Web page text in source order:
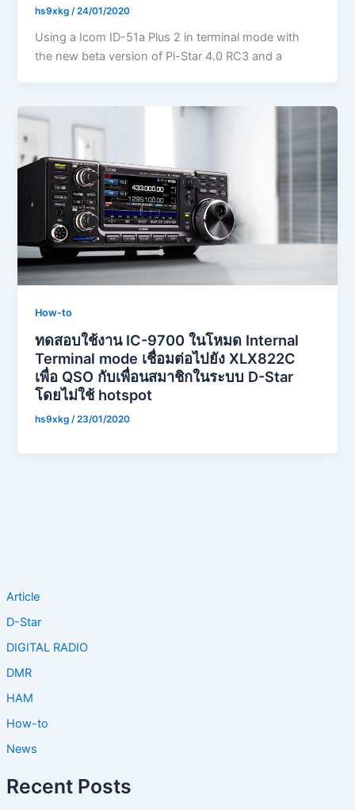
Article
D-Star
DIGITAL RADIO
DMR
HAM
How-to
News
Recent Posts
hs9xkg /24/01/2020
Using a Icom ID-51a Plus 2 in terminal mode with
the new beta version of Pi-Star 4.0 RC3 and a
How-to
ทดสอบใช้งาน IC-9700 ในโหมด Internal
Terminal mode เชื่อมต่อไปยัง XLX822C
เพื่อ QSO กับเพื่อนสมาชิกในระบบ D-Star
โดยไม่ใช้ hotspot
hs9xkg/23/01/2020